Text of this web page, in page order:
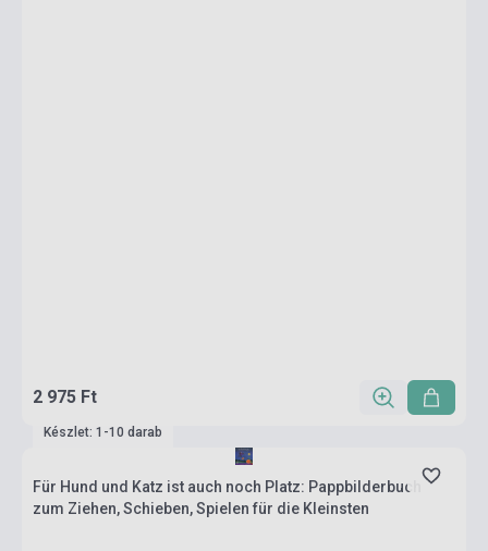
2 975 Ft
Készlet: 1-10 darab
Für Hund und Katz ist auch noch Platz: Pappbilderbuch
zum Ziehen, Schieben, Spielen für die Kleinsten